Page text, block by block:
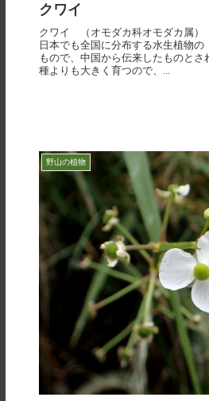
クワイ
クワイ （オモダカ科オモダカ属）
日本でも全国に分布する水生植物
もので、中国から伝来したものと
種よりも大きく育つので、...
野山の植物